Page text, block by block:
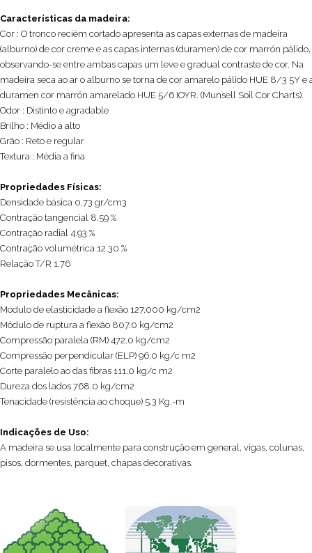
Características da madeira:
Cor : O tronco reciém cortado apresenta as capas externas de madeira
(alburno) de cor creme e as capas internas (duramen) de cor marrón pálido,
observando-se entre ambas capas um leve e gradual contraste de cor. Na
madeira seca ao ar o alburno se torna de cor amarelo pálido HUE 8/3 5Y e
duramen cor marrón amarelado HUE 5/6 IOYR. (Munsell Soil Cor Charts).
Odor : Distinto e agradable
Brilho : Médio a alto
Grão : Reto e regular
Textura : Média a fina
Propriedades Físicas:
Densidade básica 0.73 gr/cm3
Contração tangencial 8.59 %
Contração radial 4.93 %
Contração volumétrica 12.30 %
Relação T/R 1.76
Propriedades Mecânicas:
Módulo de elasticidade a flexão 127,000 kg/cm2
Módulo de ruptura a flexão 807.0 kg/cm2
Compressão paralela (RM) 472.0 kg/cm2
Compressão perpendicular (ELP) 96.0 kg/c m2
Corte paralelo ao das fibras 111.0 kg/c m2
Dureza dos lados 768.0 kg/cm2
Tenacidade (resistência ao choque) 5.3 Kg.-m
Indicações de Uso:
A madeira se usa localmente para construção em general, vigas, colunas,
pisos, dormentes, parquet, chapas decorativas.